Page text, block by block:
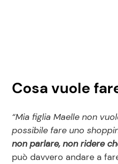
Cosa vuole
“Mia figlia Maelle non
possibile fare uno
non parlare, non ridere
può davvero andare a